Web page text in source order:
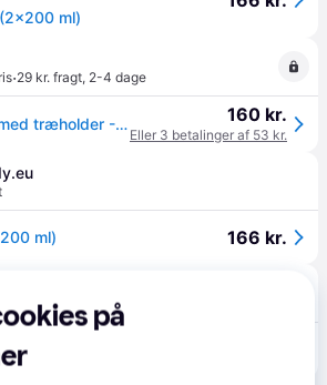
ml)
·29 kr. fragt, 2-4 dage
Trixie keramikskåle med træholder - 2 × 0,2 l, L 28 × B 15 × H 5 cm 160 kr.
Eller 3 betalinger af 53 kr.
ml) 166 kr.
2 dage
på stativ
på